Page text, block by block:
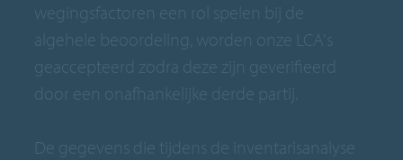
wegingsfactoren een rol spelen bij de
algehele beoordeling, worden onze LCA's
geaccepteerd zodra deze zijn geverifieerd
door een onafhankelijke derde partij.
De gegevens die tijdens de inventarisanalyse